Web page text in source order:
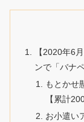
【2020年6
ンで「バナペ
もとかせ
【累計
お小遣い